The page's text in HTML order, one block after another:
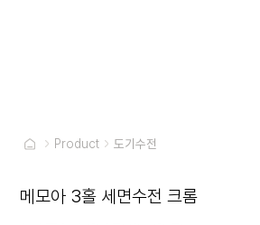
Product 도기수전
메모아 3홀 세면수전 크롬